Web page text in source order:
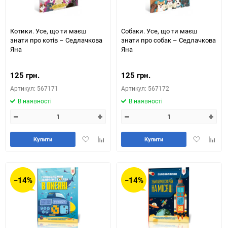
Котики. Усе, що ти маєш
знати про котів – Седлачкова
Яна
125 грн.
Артикул: 567171
В наявності
ДодатиДодайте
порівняння
Купити
Собаки. Усе, що ти маєш
знати про собак – Седлачкова
Яна
125 грн.
Артикул: 567172
В наявності
Додати
Купити
−14% −14%